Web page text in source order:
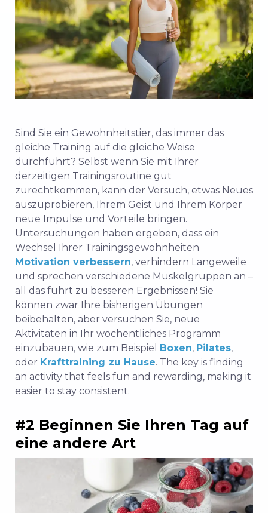
Sind Sie ein Gewohnheitstier, das immer das
gleiche Training auf die gleiche Weise
durchführt? Selbst wenn Sie mit Ihrer
derzeitigen Trainingsroutine gut
zurechtkommen, kann der Versuch, etwas Neues
auszuprobieren, Ihrem Geist und Ihrem Körper
neue Impulse und Vorteile bringen.
Untersuchungen haben ergeben, dass ein
Wechsel Ihrer Trainingsgewohnheiten
Motivation verbessern, verhindern Langeweile
und sprechen verschiedene Muskelgruppen an –
all das führt zu besseren Ergebnissen! Sie
können zwar Ihre bisherigen Übungen
beibehalten, aber versuchen Sie, neue
Aktivitäten in Ihr wöchentliches Programm
einzubauen, wie zum Beispiel
Boxen, Pilates,
oder Krafttraining zu Hause. The key is finding
an activity that feels fun and rewarding, making it
easier to stay consistent.
#2 Beginnen Sie Ihren Tag auf
eine andere Art